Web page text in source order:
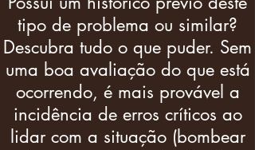
tipo de problema ou similar?
Descubra tudo o que puder. Sem
uma boa avaliação do que está
ocorrendo, é mais provável a
incidência de erros críticos ao
lidar com a situação (bombear